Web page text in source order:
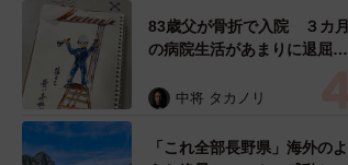
83歳父が骨折で入院 ３カ月
の病院生活があまりに退屈で
い！」→スケッチブックを見
すよ…」
中将 タカノリ
「これ全部長野県」海外のよ